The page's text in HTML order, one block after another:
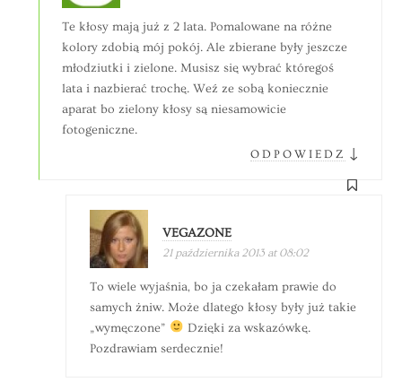
Te kłosy mają już z 2 lata. Pomalowane na różne
kolory zdobią mój pokój. Ale zbierane były jeszcze
młodziutki i zielone. Musisz się wybrać któregoś
lata i nazbierać trochę. Weź ze sobą koniecznie
aparat bo zielony kłosy są niesamowicie
fotogeniczne.
ODPOWIEDZ ↓
VEGAZONE
21 października 2013 at 08:02
To wiele wyjaśnia, bo ja czekałam prawie do
samych żniw. Może dlatego kłosy były już takie
„wymęczone”
Dzięki za wskazówkę.
Pozdrawiam serdecznie!